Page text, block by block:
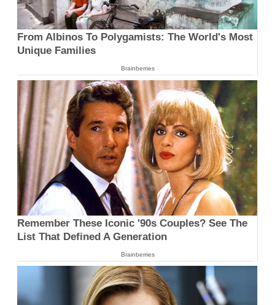
From Albinos To Polygamists: The World's Most
Unique Families
Brainberries
Remember These Iconic '90s Couples? See The
List That Defined A Generation
Brainberries